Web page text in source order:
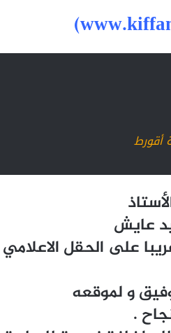
أقورط
عايش
على الحقل
و لموقعه
.